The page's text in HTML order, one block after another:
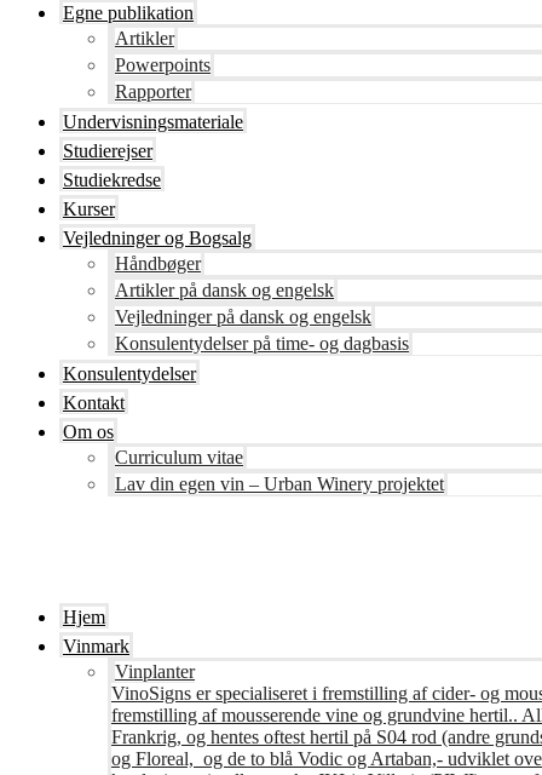
Egne publikation
Artikler
Powerpoints
Rapporter
Undervisningsmateriale
Studierejser
Studiekredse
Kurser
Vejledninger og Bogsalg
Håndbøger
Artikler på dansk og engelsk
Vejledninger på dansk og engelsk
Konsulentydelser på time- og dagbasis
Konsulentydelser
Kontakt
Om os
Curriculum vitae
Lav din egen vin – Urban Winery projektet
Hjem
Vinmark
Vinplanter
VinoSigns er specialiseret i fremstilling af cider- og
fremstilling af mousserende vine og grundvine hertil..
Frankrig, og hentes oftest hertil på S04 rod (andre
og Floreal, og de to blå Vodic og Artaban,- udviklet